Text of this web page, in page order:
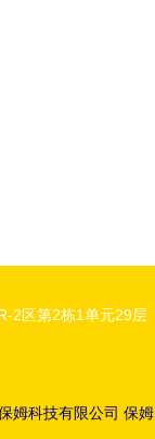
2区第2栋1单元29层
姆科技有限公司 保姆